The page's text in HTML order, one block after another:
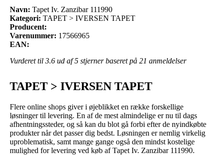
Navn: Tapet Iv. Zanzibar 111990
Kategori: TAPET > IVERSEN TAPET
Producent:
Varenummer: 17566965
EAN:
Vurderet til 3.6 ud af 5 stjerner baseret på 21 anmeldelser
TAPET > IVERSEN TAPET
Flere online shops giver i øjeblikket en række forskellige
løsninger til levering. En af de mest almindelige er nu til dags
afhentningssteder, og så kan du blot gå forbi efter de nyindkøbte
produkter når det passer dig bedst. Løsningen er nemlig virkelig
uproblematisk, samt mange gange også den mindst kostelige
mulighed for levering ved køb af Tapet Iv. Zanzibar 111990.